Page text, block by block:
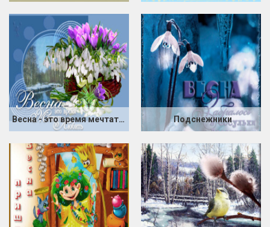
Весна - это время мечтать и Любить! Подснежники